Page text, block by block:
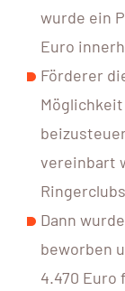
wurde ein
Euro
Förderer
Möglichkeit
vereinbart
Dann
beworben
4.470 Euro